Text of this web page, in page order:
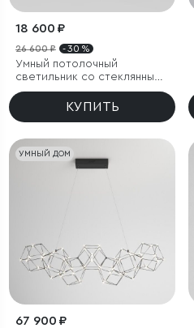
18 600 ₽
26 600 ₽ - 30 %
Умный потолочный
светильник со стеклянными
плафонами
КУПИТЬ
УМНЫЙ ДОМ
67 900 ₽